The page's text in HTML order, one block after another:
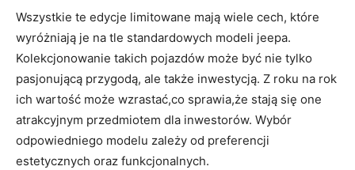
Wszystkie te edycje limitowane mają wiele cech, które
wyróżniają je na tle standardowych modeli jeepa.
Kolekcjonowanie takich pojazdów może być nie tylko
pasjonującą przygodą, ale także inwestycją. Z roku na rok
ich wartość może wzrastać,co sprawia,że stają się one
atrakcyjnym przedmiotem dla inwestorów. Wybór
odpowiedniego modelu zależy od preferencji
estetycznych oraz funkcjonalnych.